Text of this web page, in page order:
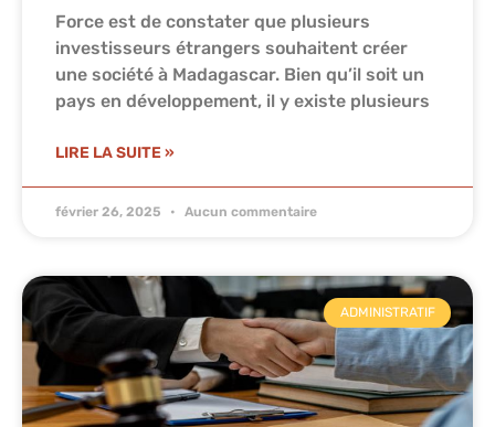
Force est de constater que plusieurs
investisseurs étrangers souhaitent créer
une société à Madagascar. Bien qu’il soit un
pays en développement, il y existe plusieurs
LIRE LA SUITE »
février 26, 2025 Aucun commentaire
ADMINISTRATIF